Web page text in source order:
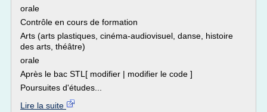
orale
Contrôle en cours de formation
Arts (arts plastiques, cinéma-audiovisuel, danse, histoire
des arts, théâtre)
orale
Après le bac STL[ modifier | modifier le code ]
Poursuites d'études...
Lire la suite